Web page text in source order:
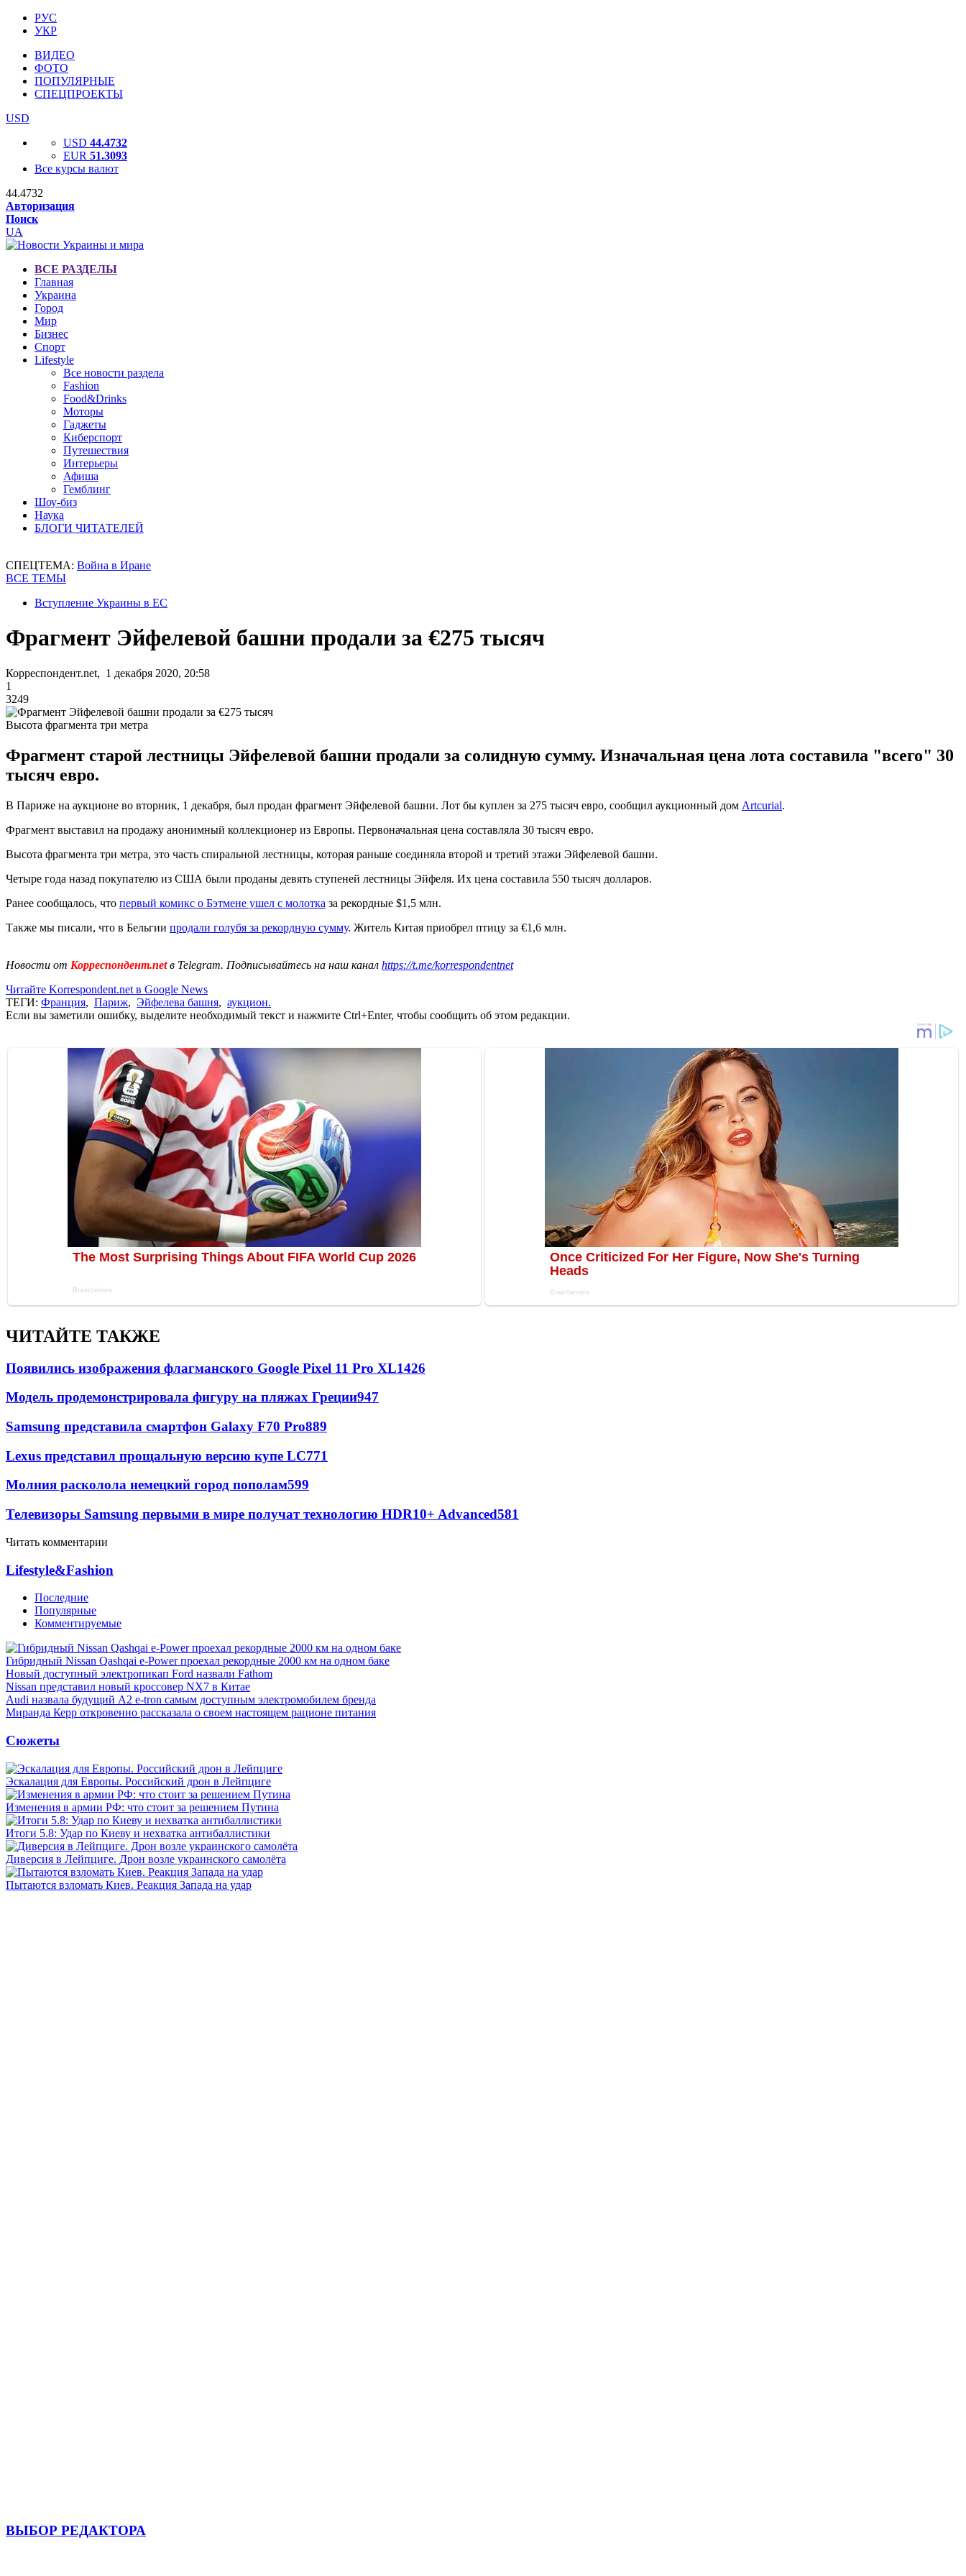
РУС
УКР
ВИДЕО
ФОТО
ПОПУЛЯРНЫЕ
СПЕЦПРОЕКТЫ
USD
USD 44.4732
EUR 51.3093
Все курсы валют
44.4732
Авторизация
Поиск
UA
ВСЕ РАЗДЕЛЫ
Главная
Украина
Город
Мир
Бизнес
Спорт
Lifestyle
Все новости раздела
Fashion
Food&Drinks
Моторы
Гаджеты
Киберспорт
Путешествия
Интерьеры
Афиша
Гемблинг
Шоу-биз
Наука
БЛОГИ ЧИТАТЕЛЕЙ
СПЕЦТЕМА: Война в Иране
ВСЕ ТЕМЫ
Вступление Украины в ЕС
Фрагмент Эйфелевой башни продали за €275 тысяч
Корреспондент.net, 1 декабря 2020, 20:58
1
3249
Высота фрагмента три метра
Фрагмент старой лестницы Эйфелевой башни продали за солидную сумму. Изначальная цена лота составила "всего" 30
тысяч евро.
В Париже на аукционе во вторник, 1 декабря, был продан фрагмент Эйфелевой башни. Лот бы куплен за 275 тысяч евро, сообщил аукционный дом Artcurial.
Фрагмент выставил на продажу анонимный коллекционер из Европы. Первоначальная цена составляла 30 тысяч евро.
Высота фрагмента три метра, это часть спиральной лестницы, которая раньше соединяла второй и третий этажи Эйфелевой башни.
Четыре года назад покупателю из США были проданы девять ступеней лестницы Эйфеля. Их цена составила 550 тысяч долларов.
Ранее сообщалось, что первый комикс о Бэтмене ушел с молотка за рекордные $1,5 млн.
Также мы писали, что в Бельгии продали голубя за рекордную сумму. Житель Китая приобрел птицу за €1,6 млн.
Новости от Корреспондент.netв Telegram. Подписывайтесь на наш канал https://t.me/korrespondentnet
Читайте Korrespondent.net в Google News
ТЕГИ: Франция, Париж, Эйфелева башня, аукцион.
Если вы заметили ошибку, выделите необходимый текст и нажмите Ctrl+Enter, чтобы сообщить об этом редакции.
ЧИТАЙТЕ ТАКЖЕ
Появились изображения флагманского Google Pixel 11 Pro XL1426
Модель продемонстрировала фигуру на пляжах Греции947
Samsung представила смартфон Galaxy F70 Pro889
Lexus представил прощальную версию купе LC771
Молния расколола немецкий город пополам599
Телевизоры Samsung первыми в мире получат технологию HDR10+ Advanced581
Читать комментарии
Lifestyle&Fashion
Последние
Популярные
Комментируемые
Гибридный Nissan Qashqai e-Power проехал рекордные 2000 км на одном баке
Новый доступный электропикап Ford назвали Fathom
Nissan представил новый кроссовер NX7 в Китае
Audi назвала будущий A2 e-tron самым доступным электромобилем бренда
Миранда Керр откровенно рассказала о своем настоящем рационе питания
Сюжеты
Эскалация для Европы. Российский дрон в Лейпциге
Изменения в армии РФ: что стоит за решением Путина
Итоги 5.8: Удар по Киеву и нехватка антибаллистики
Диверсия в Лейпциге. Дрон возле украинского самолёта
Пытаются взломать Киев. Реакция Запада на удар
ВЫБОР РЕДАКТОРА